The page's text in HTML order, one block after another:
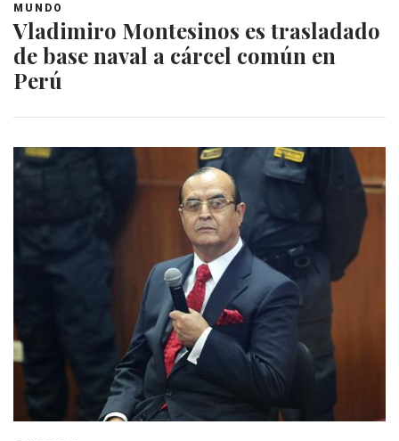
MUNDO
Vladimiro Montesinos es trasladado
de base naval a cárcel común en
Perú